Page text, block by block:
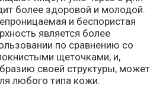
более здоровой и молодой.
и беспористая
является более
по сравнению со
щеточками, и,
своей структуры, может
любого типа кожи.